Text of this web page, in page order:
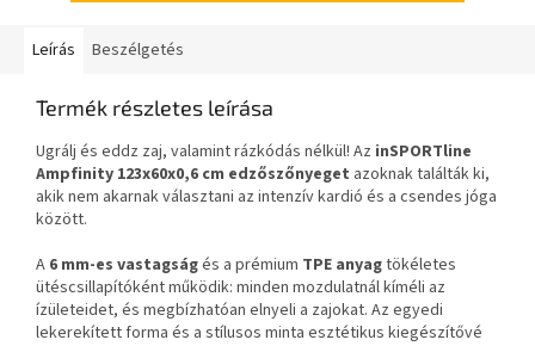
Leírás Beszélgetés
Termék részletes leírása
Ugrálj és eddz zaj, valamint rázkódás nélkül! Az inSPORTline
Ampfinity 123x60x0,6 cm edzőszőnyeget azoknak találták ki,
akik nem akarnak választani az intenzív kardió és a csendes jóga
között.
A 6 mm-es vastagságés a prémium TPE anyagtökéletes
ütéscsillapítóként működik: minden mozdulatnál kíméli az
ízületeidet, és megbízhatóan elnyeli a zajokat. Az egyedi
lekerekített forma és a stílusos minta esztétikus kiegészítővé